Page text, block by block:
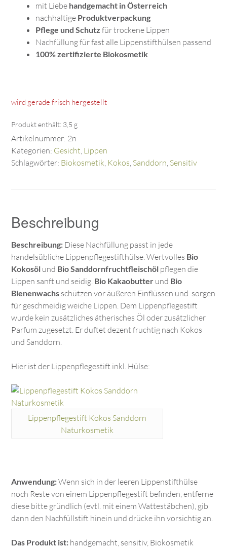
mit Liebe handgemacht in Österreich
nachhaltige Produktverpackung
Pflege und Schutz für trockene Lippen
Nachfüllung für fast alle Lippenstifthülsen passend
100% zertifizierte Biokosmetik
wird gerade frisch hergestellt
Produkt enthält: 3,5 g
Artikelnummer: 2n
Kategorien: Gesicht, Lippen
Schlagwörter: Biokosmetik, Kokos, Sanddorn, Sensitiv
Beschreibung
Beschreibung: Diese Nachfüllung passt in jede
handelsübliche Lippenpflegestifthülse. Wertvolles Bio
Kokosöl und Bio Sanddornfruchtfleischöl pflegen die
Lippen sanft und seidig. Bio Kakaobutter und Bio
Bienenwachs schützen vor äußeren Einflüssen und sorgen
für geschmeidig weiche Lippen. Dem Lippenpflegestift
wurde kein zusätzliches ätherisches Öl oder zusätzlicher
Parfum zugesetzt. Er duftet dezent fruchtig nach Kokos
und Sanddorn.
Hier ist der Lippenpflegestift inkl. Hülse:
Lippenpflegestift Kokos Sanddorn
Naturkosmetik
Anwendung:Wenn sich in der leeren Lippenstifthülse
noch Reste von einem Lippenpflegestift befinden, entferne
diese bitte gründlich (evtl. mit einem Wattestäbchen), gib
dann den Nachfüllstift hinein und drücke ihn vorsichtig an.
Das Produkt ist: handgemacht, sensitiv, Biokosmetik